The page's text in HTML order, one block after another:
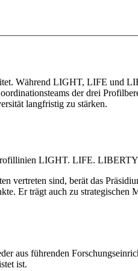
Während LIGHT, LIFE und
der drei
langfristig zu stärken.
LIGHT. LIFE.
vertreten sind, berät das
Er trägt auch zu strategischen
aus führenden
ist.